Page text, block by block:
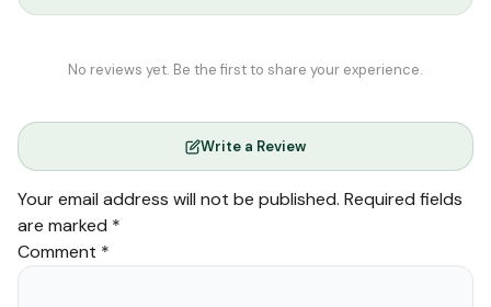
No reviews yet. Be the first to share your experience.
Write a Review
Your email address will not be published. Required fields
are marked *
Comment *